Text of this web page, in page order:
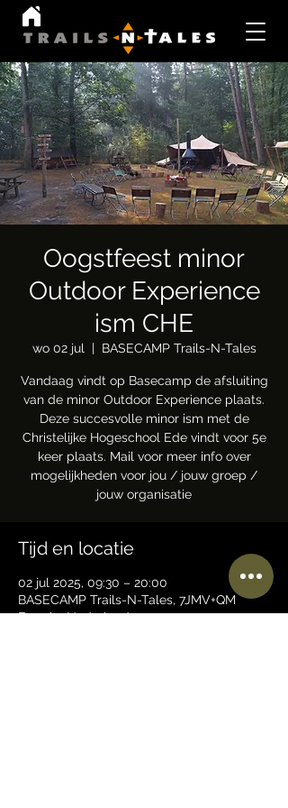
Oogstfeest minor
Outdoor Experience
ism CHE
wo 02 jul
  |
BASECAMP Trails-N-Tales
Vandaag vindt op Basecamp de afsluiting
van de minor Outdoor Experience plaats.
Deze succesvolle minor ism met de
Christelijke Hogeschool Ede vindt voor 5e
keer plaats. Mail voor meer info over
mogelijkheden voor jou / jouw groep /
jouw organisatie
Tijd en locatie
02 jul 2025, 09:30 – 20:00
BASECAMP Trails-N-Tales, 7JMV+QM
Ermelo, Nederland